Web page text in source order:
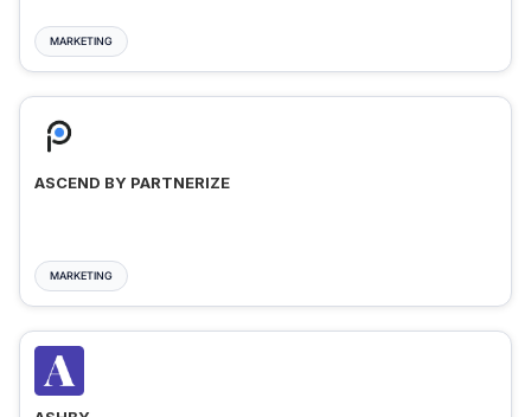
MARKETING
ASCEND BY PARTNERIZE
MARKETING